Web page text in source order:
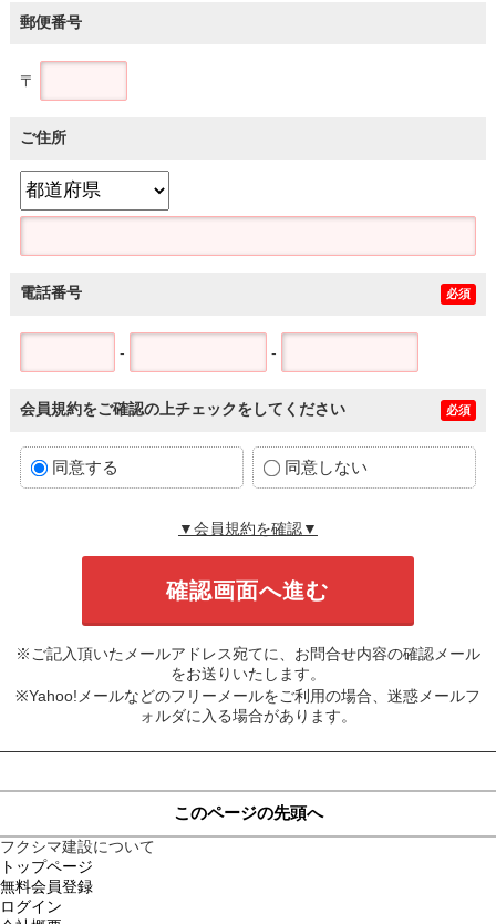
郵便番号
〒
ご住所
電話番号 必須
- -
会員規約をご確認の上チェックをしてください 必須
同意する 同意しない
▼会員規約を確認▼
※ご記入頂いたメールアドレス宛てに、お問合せ内容の確認メール
をお送りいたします。
※Yahoo!メールなどのフリーメールをご利用の場合、迷惑メールフ
ォルダに入る場合があります。
このページの先頭へ
フクシマ建設について
トップページ
無料会員登録
ログイン